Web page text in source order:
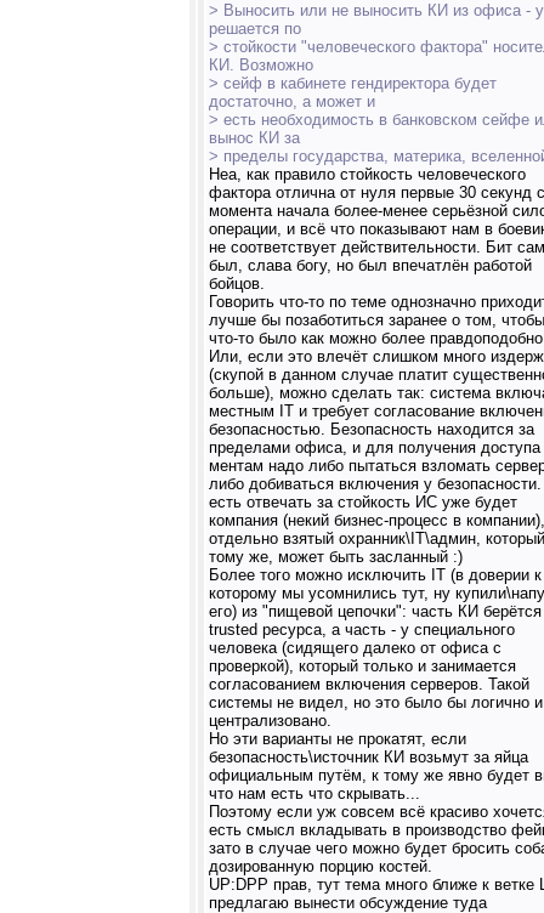
> Выносить или не выносить КИ из офиса -
решается по
> стойкости "человеческого фактора"
КИ. Возможно
> сейф в кабинете гендиректора будет
достаточно, а может и
> есть необходимость в банковском сейфе
вынос КИ за
> пределы государства, материка,
Неа, как правило стойкость человеческого
фактора отлична от нуля первые 30 секунд с
момента начала более-менее серьёзной
операции, и всё что показывают нам в
не соответствует действительности. Бит
был, слава богу, но был впечатлён работой
бойцов.
Говорить что-то по теме однозначно
лучше бы позаботиться заранее о том,
что-то было как можно более
Или, если это влечёт слишком много
(скупой в данном случае платит
больше), можно сделать так: система
местным IT и требует согласование
безопасностью. Безопасность находится за
пределами офиса, и для получения доступа
ментам надо либо пытаться взломать
либо добиваться включения у
есть отвечать за стойкость ИС уже будет
компания (некий бизнес-процесс в
отдельно взятый охранник\IT\админ,
тому же, может быть засланный :)
Более того можно исключить IT (в доверии к
которому мы усомнились тут, ну
его) из "пищевой цепочки": часть КИ берётся
trusted ресурса, а часть - у специального
человека (сидящего далеко от офиса с
проверкой), который только и занимается
согласованием включения серверов. Такой
системы не видел, но это было бы логично и
централизовано.
Но эти варианты не прокатят, если
безопасность\источник КИ возьмут за яйца
официальным путём, к тому же явно будет
что нам есть что скрывать...
Поэтому если уж совсем всё красиво
есть смысл вкладывать в производство
зато в случае чего можно будет бросить
дозированную порцию костей.
UP:DPP прав, тут тема много ближе к ветке
предлагаю вынести обсуждение туда